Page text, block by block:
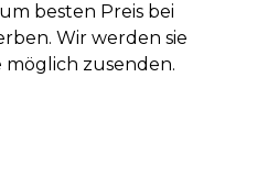
besten Preis bei
Wir werden sie
möglich zusenden.